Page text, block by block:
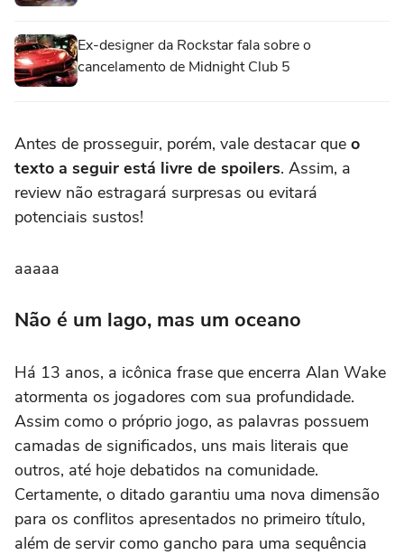
Ex-designer da Rockstar fala sobre o
cancelamento de Midnight Club 5
Antes de prosseguir, porém, vale destacar que o
texto a seguir está livre de spoilers. Assim, a
review não estragará surpresas ou evitará
potenciais sustos!
aaaaa
Não é um lago, mas um oceano
Há 13 anos, a icônica frase que encerra Alan Wake
atormenta os jogadores com sua profundidade.
Assim como o próprio jogo, as palavras possuem
camadas de significados, uns mais literais que
outros, até hoje debatidos na comunidade.
Certamente, o ditado garantiu uma nova dimensão
para os conflitos apresentados no primeiro título,
além de servir como gancho para uma sequência